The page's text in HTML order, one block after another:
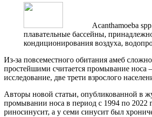
Acanthamoeba spp.
плавательные бассейны,
кондиционирования воздуха,
Из-за повсеместного обитания амеб
простейшими считается промывание носа
исследование, две трети взрослого
Авторы новой статьи, опубликованной в
промывании носа в период с 1994 по 2022
риносинусит, а у семи синусит был